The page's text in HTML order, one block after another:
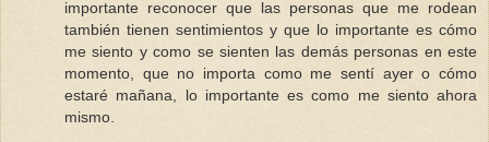
importante reconocer que las personas que me rodean
también tienen sentimientos y que lo importante es cómo
me siento y como se sienten las demás personas en este
momento, que no importa como me sentí ayer o cómo
estaré mañana, lo importante es como me siento ahora
mismo.